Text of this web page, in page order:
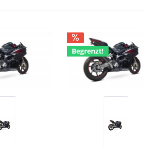
Begrenzt!